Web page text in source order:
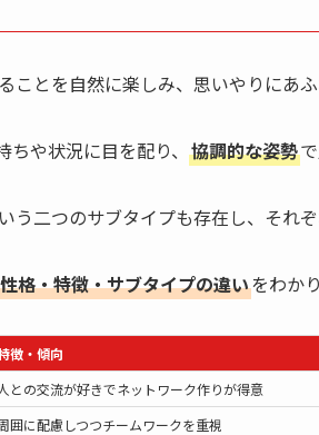
ことを自然に楽しみ、思いやりにあ
や状況に目を配り、 協調的な姿勢
う二つのサブタイプも存在し、それ
格・特徴・サブタイプの違いをわか
徴・傾向
人との交流が好きでネットワーク作りが得意
囲に配慮しつつチームワークを重視